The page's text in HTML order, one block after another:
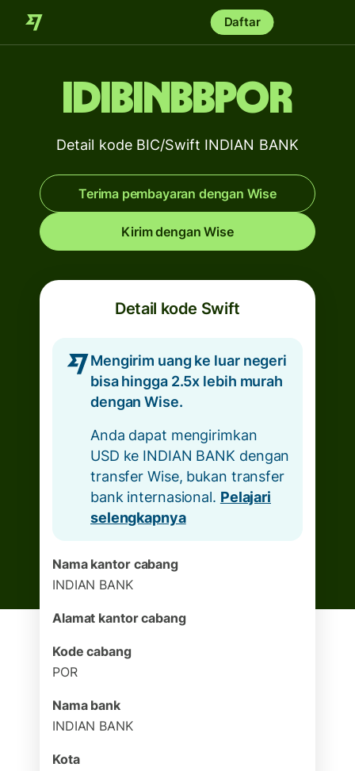
Daftar
IDIBINBBPOR
Detail kode BIC/Swift INDIAN BANK
Terima pembayaran dengan Wise
Kirim dengan Wise
Detail kode Swift
Mengirim uang ke luar negeri
bisa hingga 2.5x lebih murah
dengan Wise.
Anda dapat mengirimkan
USD ke INDIAN BANK dengan
transfer Wise, bukan transfer
bank internasional. Pelajari
selengkapnya
Nama kantor cabang
INDIAN BANK
Alamat kantor cabang
Kode cabang
POR
Nama bank
INDIAN BANK
Kota